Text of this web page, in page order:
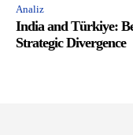
Analiz
India and Türkiye:
Strategic Divergence